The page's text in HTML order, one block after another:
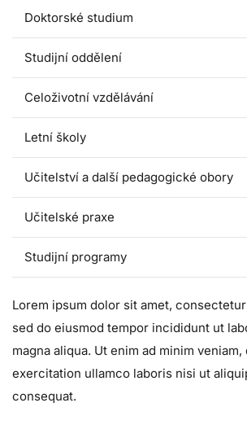
Doktorské studium
Studijní oddělení
Celoživotní vzdělávání
Letní školy
Učitelství a další pedagogické obory
Učitelské praxe
Studijní programy
Lorem ipsum dolor sit amet,
sed do eiusmod tempor incididunt ut
magna aliqua. Ut enim ad minim
exercitation ullamco laboris nisi ut
consequat.